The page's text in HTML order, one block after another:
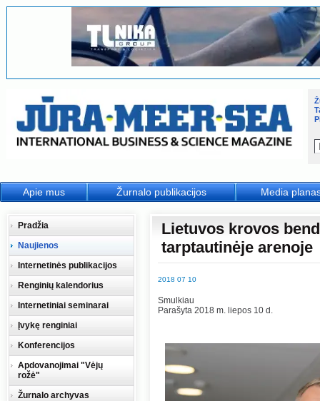
Lietuvos krovos
tarptautinėje arenoje
2018 07 10
Smulkiau
Parašyta 2018 m. liepos 10 d.
Pradžia
Naujienos
Internetinės publikacijos
Renginių kalendorius
Internetiniai seminarai
Įvykę renginiai
Konferencijos
Apdovanojimai "Vėjų
rožė"
Žurnalo archyvas
Apie mus Žurnalo publikacijos Media